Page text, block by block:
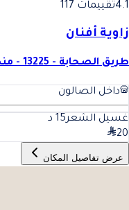
4.1تقييمات 117
زاوية أفنان
طريق الصحابة - 13225 - منطقة الرياض - Saudi Arabia
داخل الصالون
غسيل الشعر15 د
20
عرض تفاصيل المكان